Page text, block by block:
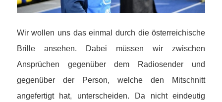
Wir wollen uns das einmal durch die österreichische
Brille ansehen. Dabei müssen wir zwischen
Ansprüchen gegenüber dem Radiosender und
gegenüber der Person, welche den Mitschnitt
angefertigt hat, unterscheiden. Da nicht eindeutig